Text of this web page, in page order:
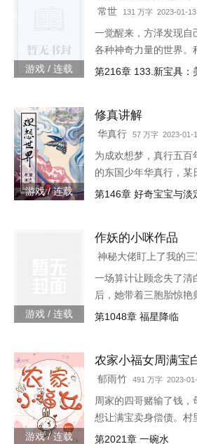
游戏 / 连载
常世 131 万字 2023-01-13
一觉醒来，方泽发现自
各种神奇力量的世界。
春的蘑菇每分一个分
第216章 133.新宝具：
游戏 / 连载
修真讲解
华真行 57 万字 2023-01-
为成欢想梦，真行五
的东国少年华真行，
界。在那个世界上，很
第146章 好奇宝宝与淡
游戏 / 连载
作妖的小咪作品
神秘大佬盯上了我的
一场算计让顾念失了清
后，她带着三胞胎惊艳
子。她认为救人是医生
鉴定，“乖，我是你们
着三胞胎就跑路……外
沉被一个单亲妈妈缠
不知霸总每晚都在哄：
第1048章 福星降临
游戏 / 连载
农家小福女周满宝
郁雨竹 491 万字 2023-
周家的四哥赌输了钱
想让满宝卖身偿债。村
瘩好日子到头了，老娘
第2021章 一碗水